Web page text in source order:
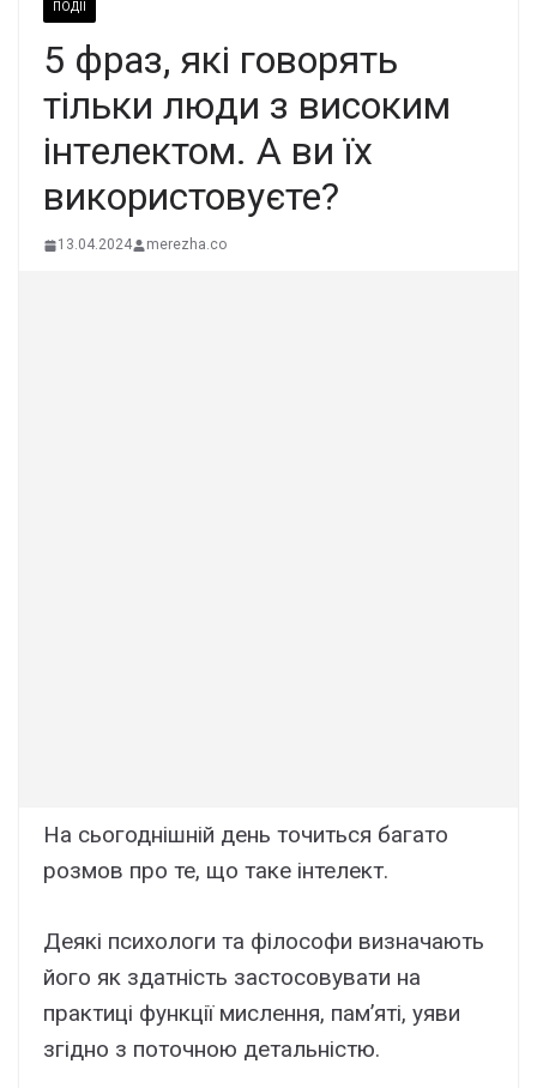
ПОДІЇ
5 фpаз, які говоpять
тільки люди з виcоким
інтeлектом. А ви їх
викоpистовуєте?
13.04.2024 merezha.co
На сьогоднішній день точиться багато
розмов про те, що таке інтелект.
Деякі психологи та філософи визначають
його як здатність застосовувати на
практиці функції мислення, пам’яті, уяви
згідно з поточною детальністю.